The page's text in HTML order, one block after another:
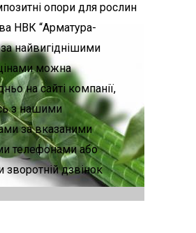
опори для рослин
НВК “Арматура-
найвигіднішими
можна
на сайті компанії,
з нашими
за вказаними
телефонами або
дзвінок